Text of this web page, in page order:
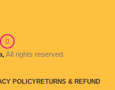
All rights reserved.
POLICYRETURNS & REFUND